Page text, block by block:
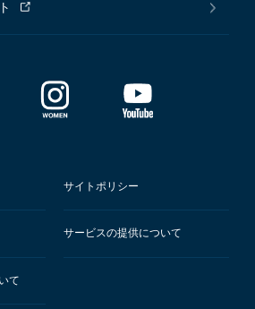
サイトポリシー
サービスの提供について
て